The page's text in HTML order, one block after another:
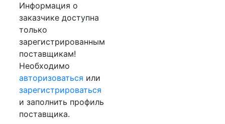
Информация о
заказчике доступна
только
зарегистрированным
поставщикам!
Необходимо
авторизоваться или
зарегистрироваться
и заполнить профиль
поставщика.